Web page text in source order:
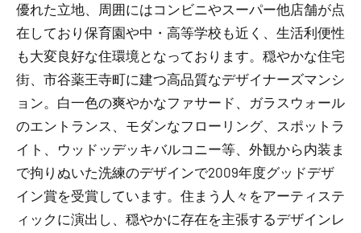
優れた立地、周囲にはコンビニやスーパー他店舗が点
在しており保育園や中・高等学校も近く、生活利便性
も大変良好な住環境となっております。穏やかな住宅
街、市谷薬王寺町に建つ高品質なデザイナーズマンシ
ョン。白一色の爽やかなファサード、ガラスウォール
のエントランス、モダンなフローリング、スポットラ
イト、ウッドッデッキバルコニー等、外観から内装ま
で拘りぬいた洗練のデザインで2009年度グッドデザ
イン賞を受賞しています。住まう人々をアーティステ
ィックに演出し、穏やかに存在を主張するデザインレ